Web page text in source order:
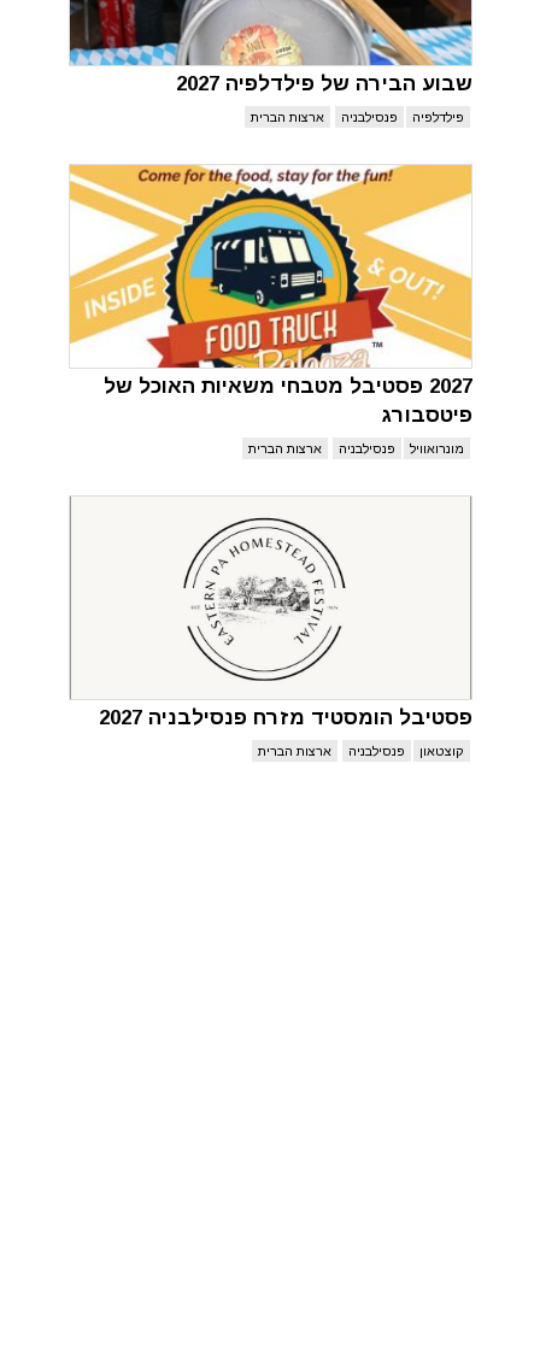
שבוע הבירה של פילדלפיה 2027
פילדלפיה פנסילבניה ארצות הברית
2027 פסטיבל מטבחי משאיות האוכל של
פיטסבורג
מונרואוויל פנסילבניה ארצות הברית
פסטיבל הומסטיד מזרח פנסילבניה 2027
קוצטאון פנסילבניה ארצות הברית